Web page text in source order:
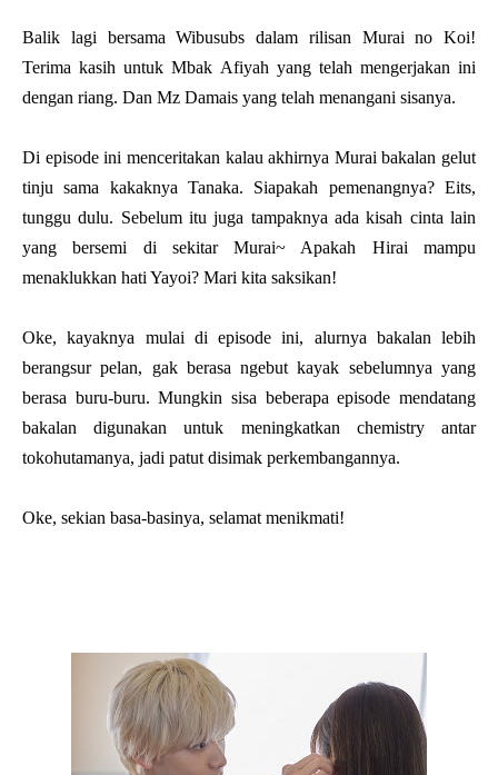
Balik lagi bersama Wibusubs dalam rilisan Murai no Koi!
Terima kasih untuk Mbak Afiyah yang telah mengerjakan ini
dengan riang. Dan Mz Damais yang telah menangani sisanya.
Di episode ini menceritakan kalau akhirnya Murai bakalan gelut
tinju sama kakaknya Tanaka. Siapakah pemenangnya? Eits,
tunggu dulu. Sebelum itu juga tampaknya ada kisah cinta lain
yang bersemi di sekitar Murai~ Apakah Hirai mampu
menaklukkan hati Yayoi? Mari kita saksikan!
Oke, kayaknya mulai di episode ini, alurnya bakalan lebih
berangsur pelan, gak berasa ngebut kayak sebelumnya yang
berasa buru-buru. Mungkin sisa beberapa episode mendatang
bakalan digunakan untuk meningkatkan chemistry antar
tokohutamanya, jadi patut disimak perkembangannya.
Oke, sekian basa-basinya, selamat menikmati!